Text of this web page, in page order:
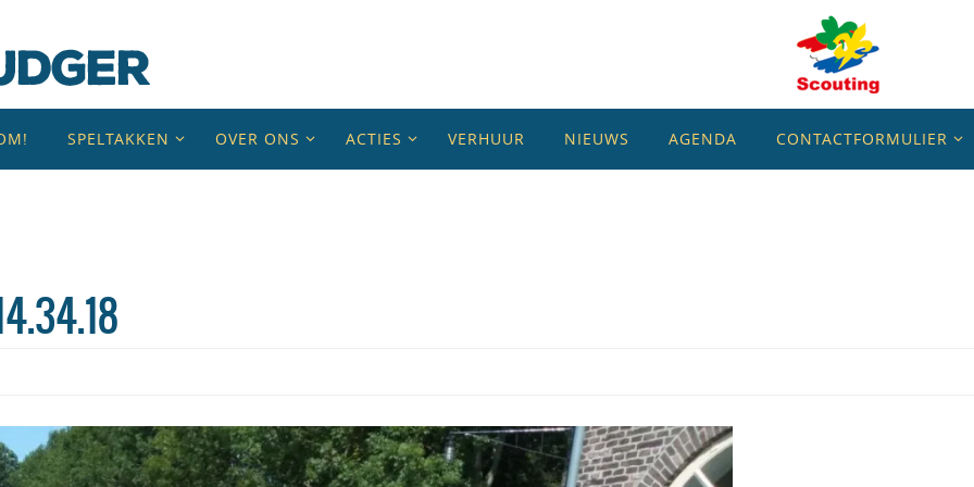
SPELTAKKEN OVER ONS ACTIES VERHUUR NIEUWS AGENDA CONTACTFORMULIER